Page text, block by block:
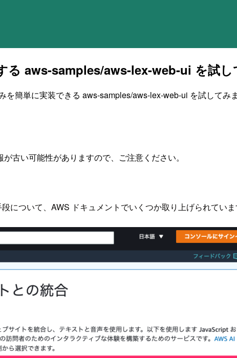
る aws-samples/aws-lex-web-ui を試し
簡単に実装できる aws-samples/aws-lex-web-ui を試してみ
古い可能性がありますので、ご注意ください。
について、AWS ドキュメントでいくつか取り上げられてい